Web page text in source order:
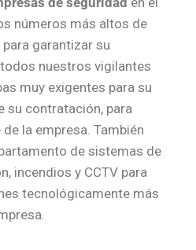
números más altos de
garantizar su
nuestros vigilantes
muy exigentes para su
su contratación, para
la empresa. También
de sistemas de
incendios y CCTV para
tecnológicamente más